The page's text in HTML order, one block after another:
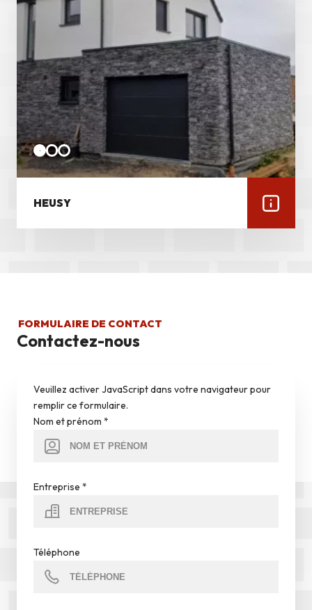
HEUSY
FORMULAIRE DE CONTACT
Contactez-nous
Veuillez activer JavaScript dans votre navigateur pour
remplir ce formulaire.
Nom et prénom *
Entreprise *
Téléphone